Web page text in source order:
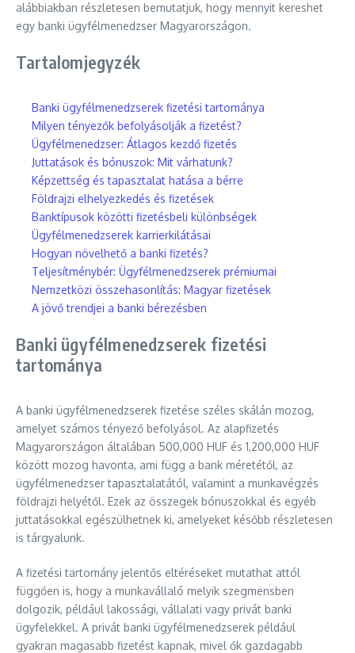
alábbiakban részletesen bemutatjuk, hogy mennyit kereshet
egy banki ügyfélmenedzser Magyarországon.
Tartalomjegyzék
Banki ügyfélmenedzserek fizetési tartománya
Milyen tényezők befolyásolják a fizetést?
Ügyfélmenedzser: Átlagos kezdő fizetés
Juttatások és bónuszok: Mit várhatunk?
Képzettség és tapasztalat hatása a bérre
Földrajzi elhelyezkedés és fizetések
Banktípusok közötti fizetésbeli különbségek
Ügyfélmenedzserek karrierkilátásai
Hogyan növelhető a banki fizetés?
Teljesítménybér: Ügyfélmenedzserek prémiumai
Nemzetközi összehasonlítás: Magyar fizetések
A jövő trendjei a banki bérezésben
Banki ügyfélmenedzserek fizetési
tartománya
A banki ügyfélmenedzserek fizetése széles skálán mozog,
amelyet számos tényező befolyásol. Az alapfizetés
Magyarországon általában 500,000 HUF és 1,200,000 HUF
között mozog havonta, ami függ a bank méretétől, az
ügyfélmenedzser tapasztalatától, valamint a munkavégzés
földrajzi helyétől. Ezek az összegek bónuszokkal és egyéb
juttatásokkal egészülhetnek ki, amelyeket később részletesen
is tárgyalunk.
A fizetési tartomány jelentős eltéréseket mutathat attól
függően is, hogy a munkavállaló melyik szegmensben
dolgozik, például lakossági, vállalati vagy privát banki
ügyfelekkel. A privát banki ügyfélmenedzserek például
gyakran magasabb fizetést kapnak, mivel ők gazdagabb